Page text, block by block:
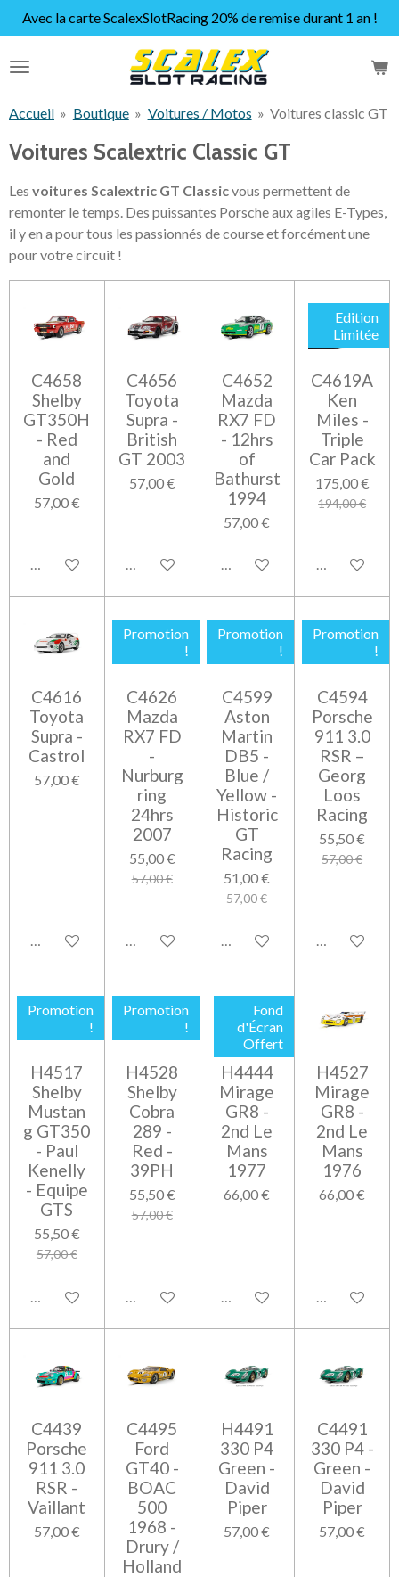
Passer
au
contenu
Avec la carte ScalexSlotRacing 20% de remise durant 1 an !
Accueil » Boutique » Voitures / Motos » Voitures classic GT
Voitures Scalextric Classic GT
Les voitures Scalextric GT Classicvous permettent de
remonter le temps. Des puissantes Porsche aux agiles E-Types,
il y en a pour tous les passionnés de course et forcément une
pour votre circuit !
C4658
Shelby
GT350H
- Red
and
Gold
57,00 €
Ajouter au panier
C4656
Toyota
Supra -
British
GT 2003
57,00 €
Ajouter au panier
C4652
Mazda
RX7 FD
- 12hrs
of
Bathurst
1994
57,00 €
Ajouter au panier
Edition
Limitée
C4619A
Ken
Miles -
Triple
Car Pack
175,00 €
194,00 €
Ajouter au
C4616
Toyota
Supra -
Castrol
57,00 €
Ajouter au panier
Promotion
!
C4626
Mazda
RX7 FD
-
Nurburg
ring
24hrs
2007
55,00 €
57,00 €
Ajouter au panier
Promotion
!
C4599
Aston
Martin
DB5 -
Blue /
Yellow -
Historic
GT
Racing
51,00 €
57,00 €
Ajouter au panier
Promotion
!
C4594
Porsche
911 3.0
RSR –
Georg
Loos
Racing
55,50 €
57,00 €
Ajouter au
Promotion
!
H4517
Shelby
Mustan
g GT350
- Paul
Kenelly
- Equipe
GTS
55,50 €
57,00 €
Ajouter au panier
Promotion
!
H4528
Shelby
Cobra
289 -
Red -
39PH
55,50 €
57,00 €
Ajouter au panier
Fond
d'Écran
Offert
H4444
Mirage
GR8 -
2nd Le
Mans
1977
66,00 €
Ajouter au panier
H4527
Mirage
GR8 -
2nd Le
Mans
1976
66,00 €
Ajouter au
C4439
Porsche
911 3.0
RSR -
Vaillant
57,00 €
C4495
Ford
GT40 -
BOAC
500
1968 -
Drury /
Holland
H4491
330 P4
Green -
David
Piper
57,00 €
C4491
330 P4 -
Green -
David
Piper
57,00 €